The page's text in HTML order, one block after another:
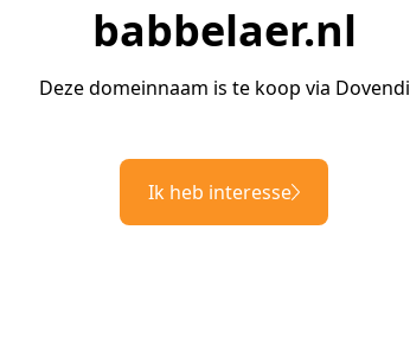
babbelaer.nl
Deze domeinnaam is te koop via Dovendi
Ik heb interesse